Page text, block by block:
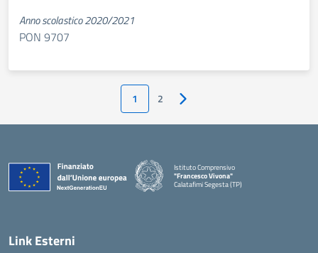
Anno scolastico 2020/2021
PON 9707
1 2 Pagina successiva
Istituto Comprensivo
"Francesco Vivona"
Calatafimi Segesta (TP)
— Visita la pagina iniziale della scuola
Link Esterni